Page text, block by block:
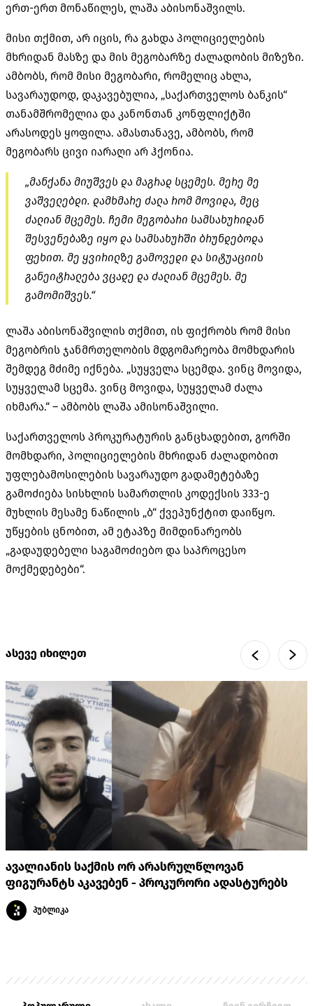
ერთ-ერთ მონაწილეს, ლაშა აბისონაშვილს.
მისი თქმით, არ იცის, რა გახდა პოლიციელების
მხრიდან მასზე და მის მეგობარზე ძალადობის მიზეზი.
ამბობს, რომ მისი მეგობარი, რომელიც ახლა,
სავარაუდოდ, დაკავებულია, „საქართველოს ბანკის“
თანამშრომელია და კანონთან კონფლიქტში
არასოდეს ყოფილა. ამასთანავე, ამბობს, რომ
მეგობარს ცივი იარაღი არ ჰქონია.
„მანქანა მიუშვეს და მაგრად სცემეს. მერე მე
ვაშველებდი. დამხმარე ძალა რომ მოვიდა, მეც
ძალიან მცემეს. ჩემი მეგობარი სამსახურიდან
შესვენებაზე იყო და სამსახურში ბრუნდებოდა
ფეხით. მე ყვირილზე გამოვედი და სიტუაციის
განეიტრალება ვცადე და ძალიან მცემეს. მე
გამომიშვეს.“
ლაშა აბისონაშვილის თქმით, ის ფიქრობს რომ მისი
მეგობრის ჯანმრთელობის მდგომარეობა მომხდარის
შემდეგ მძიმე იქნება. „სუყველა სცემდა. ვინც მოვიდა,
სუყველამ სცემა. ვინც მოვიდა, სუყველამ ძალა
იხმარა.“ – ამბობს ლაშა ამისონაშვილი.
საქართველოს პროკურატურის განცხადებით, გორში
მომხდარი, პოლიციელების მხრიდან ძალადობით
უფლებამოსილების სავარაუდო გადამეტებაზე
გამოძიება სისხლის სამართლის კოდექსის 333-ე
მუხლის მესამე ნაწილის „ბ“ ქვეპუნქტით დაიწყო.
უწყების ცნობით, ამ ეტაპზე მიმდინარეობს
„გადაუდებელი საგამოძიებო და საპროცესო
მოქმედებები“.
ასევე იხილეთ
ავალიანის საქმის ორ არასრულწლოვან
ფიგურანტს აკავებენ - პროკურორი ადასტურებს
პუბლიკა